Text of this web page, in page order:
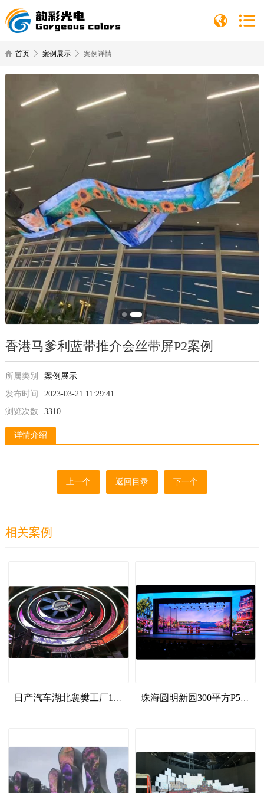
首页 案例展示 案例详情
香港马爹利蓝带推介会丝带屏P2案例
所属类别
发布时间
浏览次数
案例展示
2023-03-21 11:29:41
3310
详情介绍
.
上一个 返回目录 下一个
相关案例
日产汽车湖北襄樊工厂130平方P4异形屏案例 珠海圆明新园300平方P5室内全彩显示屏